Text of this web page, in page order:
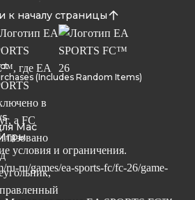
к началу страницы
(Includes Random Items)
Mac
условия и ограничения.
ru-ru/games/ea-sports-fc/fc-26/game-